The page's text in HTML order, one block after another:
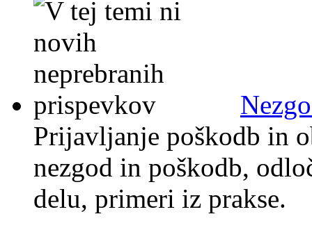
Prijavljanje poškodb in
nezgod in poškodb,
delu, primeri iz prakse.